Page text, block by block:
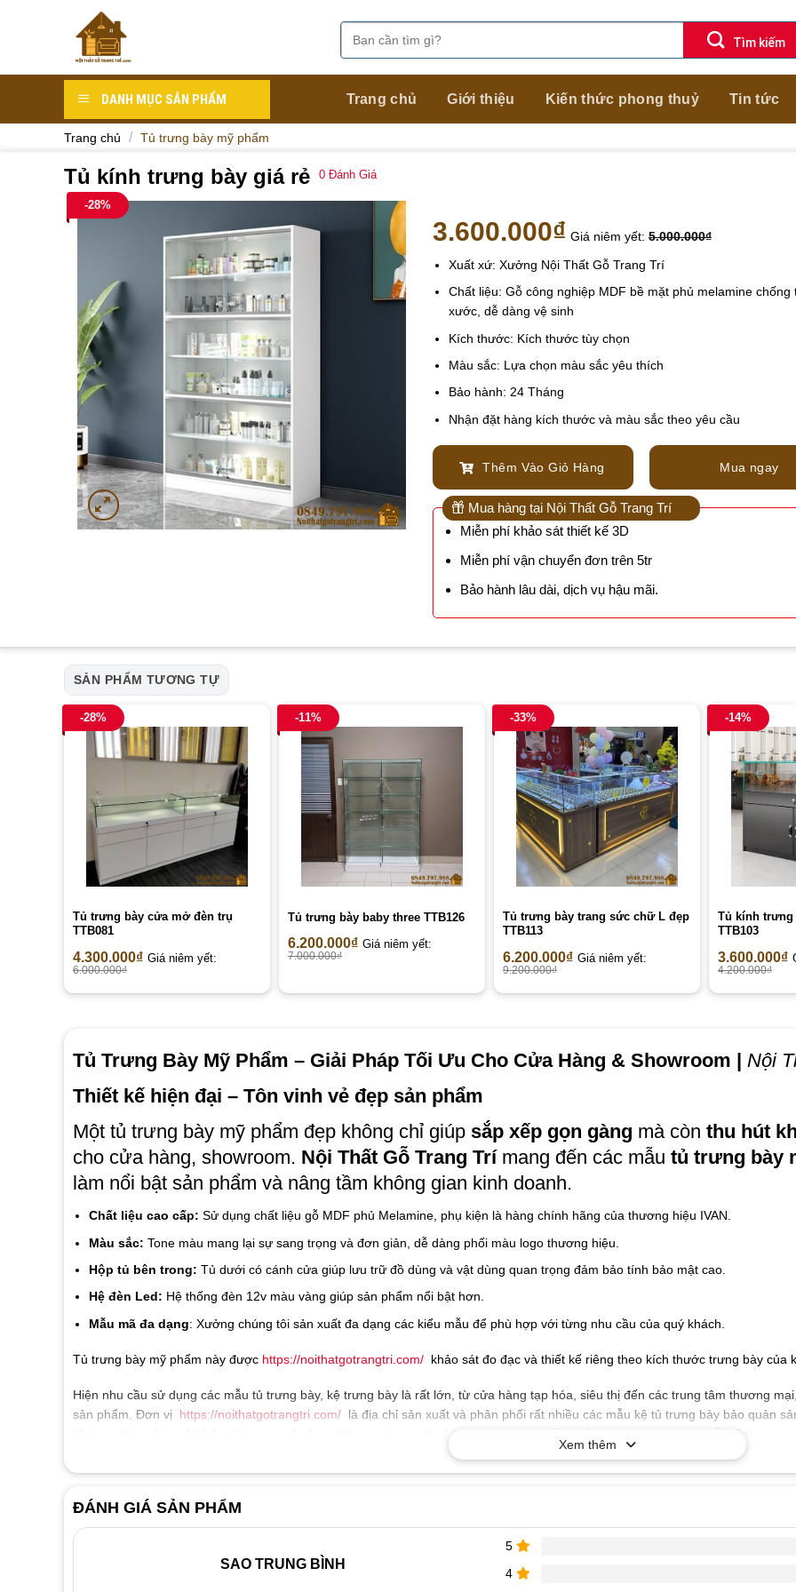
Tìm
kiếm:
DANH MỤC SẢN PHẨM Trang chủ Giới thiệu Kiến thức phong thuỷ Tin tức
Trang chủ / Tủ trưng bày mỹ phẩm
Tủ kính trưng bày giá rẻ 0 Đánh Giá
-28%
3.600.000₫ Giá niêm yết: 5.000.000₫
Xuất xứ: Xưởng Nội Thất Gỗ Trang Trí
Chất liệu: Gỗ công nghiệp MDF bề mặt phủ melamine chống
xước, dễ dàng vệ sinh
Kích thước: Kích thước tùy chọn
Màu sắc: Lựa chọn màu sắc yêu thích
Bảo hành: 24 Tháng
Nhận đặt hàng kích thước và màu sắc theo yêu cầu
Thêm Vào Giỏ Hàng Mua ngay
Mua hàng tại Nội Thất Gỗ Trang Trí
Miễn phí khảo sát thiết kế 3D
Miễn phí vận chuyển đơn trên 5tr
Bảo hành lâu dài, dịch vụ hậu mãi.
SẢN PHẨM TƯƠNG TỰ
-28%
Tủ trưng bày cửa mở đèn trụ
TTB081
4.300.000₫ Giá niêm yết:
6.000.000₫
-11%
Tủ trưng bày baby three TTB126
6.200.000₫ Giá niêm yết:
7.000.000₫
-33%
Tủ trưng bày trang sức chữ L đẹp
TTB113
6.200.000₫ Giá niêm yết:
9.200.000₫
-14%
Tủ kính trưng
TTB103
3.600.000₫
4.200.000₫
Tủ Trưng Bày Mỹ Phẩm – Giải Pháp Tối Ưu Cho Cửa Hàng & Showroom | Nội
Thiết kế hiện đại – Tôn vinh vẻ đẹp sản phẩm
Một tủ trưng bày mỹ phẩm đẹp không chỉ giúp sắp xếp gọn gàng mà còn thu hút
cho cửa hàng, showroom. Nội Thất Gỗ Trang Trímang đến các mẫu tủ trưng bày
làm nổi bật sản phẩm và nâng tầm không gian kinh doanh.
Chất liệu cao cấp: Sử dụng chất liệu gỗ MDF phủ Melamine, phụ kiện là hàng chính hãng của thương hiệu IVAN.
Màu sắc: Tone màu mang lại sự sang trọng và đơn giản, dễ dàng phối màu logo thương hiệu.
Hộp tủ bên trong: Tủ dưới có cánh cửa giúp lưu trữ đồ dùng và vật dùng quan trọng đảm bảo tính bảo mật cao.
Hệ đèn Led: Hệ thống đèn 12v màu vàng giúp sản phẩm nổi bật hơn.
Mẫu mã đa dạng: Xưởng chúng tôi sản xuất đa dạng các kiểu mẫu để phù hợp với từng nhu cầu của quý khách.
Tủ trưng bày mỹ phẩm này được https://noithatgotrangtri.com/khảo sát đo đạc và thiết kế riêng theo kích thước trưng bày của
Hiện nhu cầu sử dụng các mẫu tủ trưng bày, kệ trưng bày là rất lớn, từ cửa hàng tạp hóa, siêu thị đến các trung tâm thương
sản phẩm. Đơn vị https://noithatgotrangtri.com/là địa chỉ sản xuất và phân phối rất nhiều các mẫu kệ tủ trưng bày bảo quản
kệ trưng bày phòng khách, tủ trưng nước hoa, tủ trưng trang sức, kệ kính trưng bày đồng hồ, kệ trưng bày kính mắt, tủ trưng
bày bằng khen, tủ trưng bày sản phẩm tiệm tóc, kệ gỗ trưng bày giày dép,…
chất liệu khác nhau như: Gỗ, kim loại, kính,… Với kích thước đa dạng chiều ngang 1m, 1m2, 1m4, 1m6, 1m8, 2m,… màu sắc
bày khác nhau. Tùy vào sở thích, đặc điểm hàng hóa, nhu cầu quý khách có thể lựa chọn một loại tủ, kệ với chất liệu và kích
Quý khách có nhu cầu vui lòng liên hệ ngay với để được tư vấn những sản phẩm chất lượng với
Xem thêm
ĐÁNH GIÁ SẢN PHẨM
SAO TRUNG BÌNH
5
4